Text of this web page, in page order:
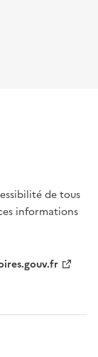
de tous
informations